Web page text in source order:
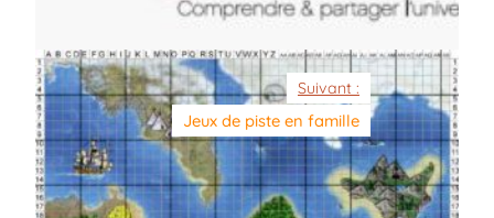
Suivant :
Jeux de piste en famille